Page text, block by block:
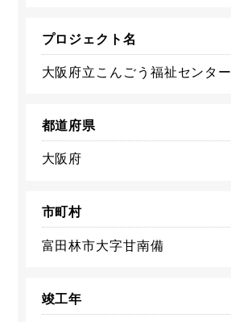
プロジェクト名
大阪府立こんごう福祉センター
都道府県
大阪府
市町村
富田林市大字甘南備
竣工年